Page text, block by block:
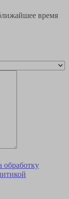
время
обработку